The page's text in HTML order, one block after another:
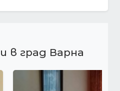
в град Варна